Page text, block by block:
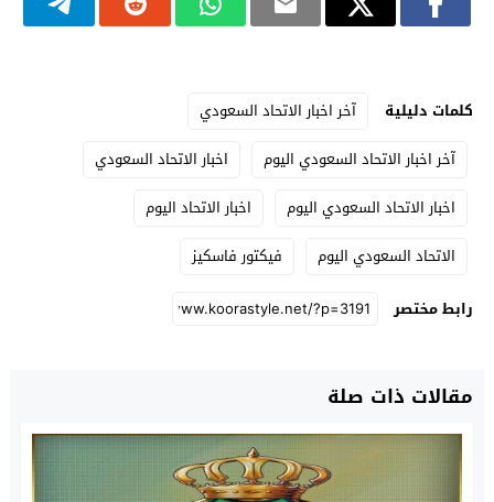
كلمات دليلية
آخر اخبار الاتحاد السعودي
آخر اخبار الاتحاد السعودي اليوم
اخبار الاتحاد السعودي
اخبار الاتحاد السعودي اليوم
اخبار الاتحاد اليوم
الاتحاد السعودي اليوم
فيكتور فاسكيز
رابط مختصر
مقالات ذات صلة